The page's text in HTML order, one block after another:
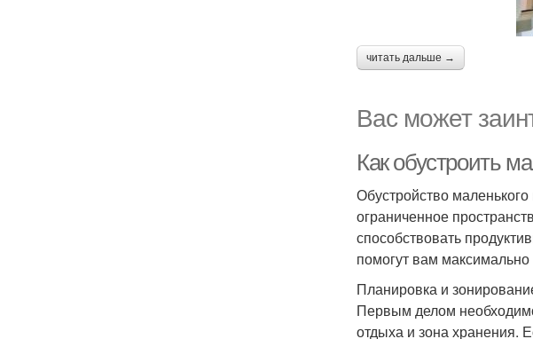
читать дальше →
Вас может
Как обустроить
Обустройство
ограниченное
способствовать
помогут вам
Планировка и
Первым делом
отдыха и зона хранения.